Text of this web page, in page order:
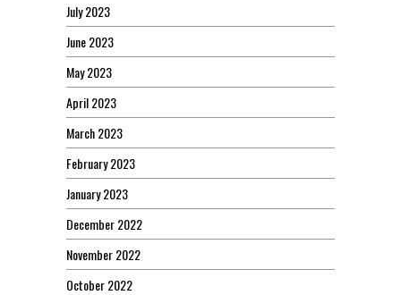
July 2023
June 2023
May 2023
April 2023
March 2023
February 2023
January 2023
December 2022
November 2022
October 2022